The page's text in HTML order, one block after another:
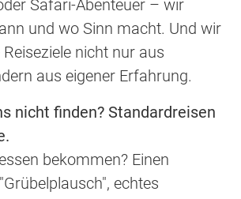
Safari-Abenteuer – wir
und wo Sinn macht. Und wir
nicht nur aus
aus eigener Erfahrung.
nicht finden? Standardreisen
bekommen? Einen
echtes